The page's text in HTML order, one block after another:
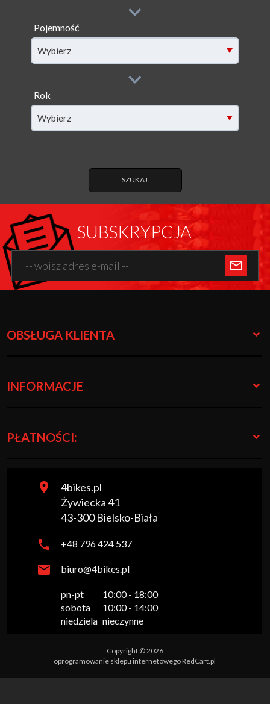
Pojemność
filter[capacity]
Wybierz
Rok
filter[year]
Wybierz
SZUKAJ
SUBSKRYPCJA
OBSŁUGA KLIENTA
INFORMACJE
PŁATNOŚCI:
4bikes.pl
Żywiecka 41
43-300 Bielsko-Biała
+48 796 424 537
biuro@4bikes.pl
pn-pt
sobota
niedziela
10:00 - 18:00
10:00 - 14:00
nieczynne
Copyright © 2026
oprogramowanie sklepu internetowegoRedCart.pl